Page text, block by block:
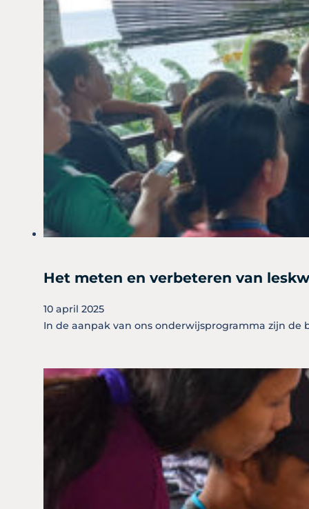
Het meten en verbeteren van
10 april 2025
In de aanpak van ons onderwijsprogramma zijn